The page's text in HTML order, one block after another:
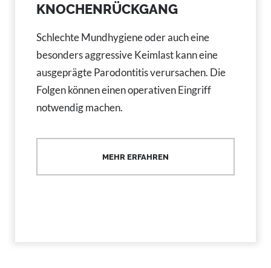
KNOCHENRÜCKGANG
Schlechte Mundhygiene oder auch eine
besonders aggressive Keimlast kann eine
ausgeprägte Parodontitis verursachen. Die
Folgen können einen operativen Eingriff
notwendig machen.
MEHR ERFAHREN